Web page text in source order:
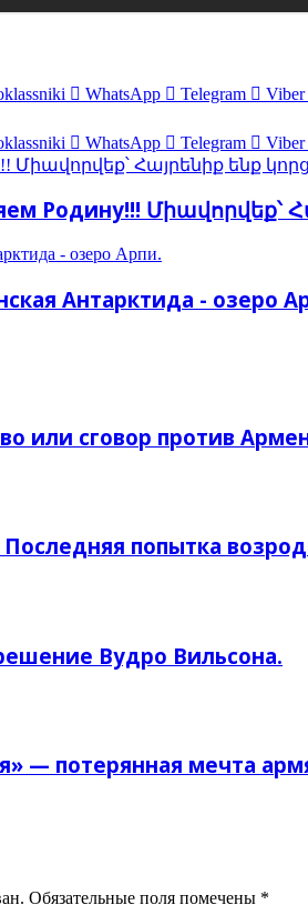
WhatsApp Telegram Viber
WhatsApp Telegram Viber
Միավորվեք՝ Հայրենիք ենք
Родину!!! Միավորվեք՝
- озеро Арпи.
Антарктида - озеро
или сговор против
попытка
Вудро Вильсона.
— потерянная мечта
Обязательные поля помечены *